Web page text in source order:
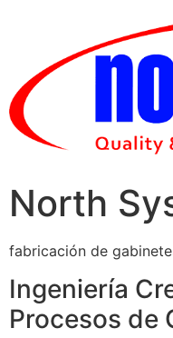
North
fabricación de
Ingeniería
Procesos de